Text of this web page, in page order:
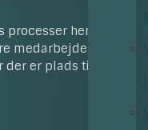
henimod
medarbejdere og en
er plads til alle